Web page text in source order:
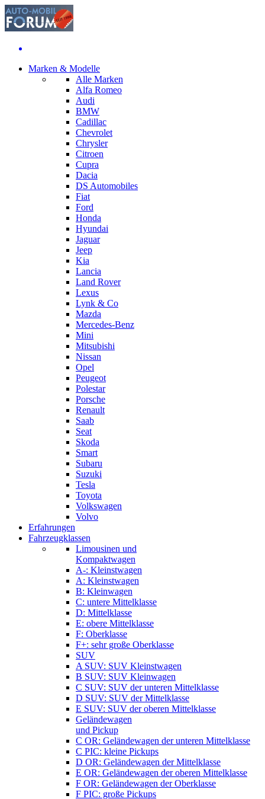
Marken & Modelle
Alle Marken
Alfa Romeo
Audi
BMW
Cadillac
Chevrolet
Chrysler
Citroen
Cupra
Dacia
DS Automobiles
Fiat
Ford
Honda
Hyundai
Jaguar
Jeep
Kia
Lancia
Land Rover
Lexus
Lynk & Co
Mazda
Mercedes-Benz
Mini
Mitsubishi
Nissan
Opel
Peugeot
Polestar
Porsche
Renault
Saab
Seat
Skoda
Smart
Subaru
Suzuki
Tesla
Toyota
Volkswagen
Volvo
Erfahrungen
Fahrzeugklassen
Limousinen und
Kompaktwagen
A-: Kleinstwagen
A: Kleinstwagen
B: Kleinwagen
C: untere Mittelklasse
D: Mittelklasse
E: obere Mittelklasse
F: Oberklasse
F+: sehr große Oberklasse
SUV
A SUV: SUV Kleinstwagen
B SUV: SUV Kleinwagen
C SUV: SUV der unteren Mittelklasse
D SUV: SUV der Mittelklasse
E SUV: SUV der oberen Mittelklasse
Geländewagen
und Pickup
C OR: Geländewagen der unteren Mittelklasse
C PIC: kleine Pickups
D OR: Geländewagen der Mittelklasse
E OR: Geländewagen der oberen Mittelklasse
F OR: Geländewagen der Oberklasse
F PIC: große Pickups